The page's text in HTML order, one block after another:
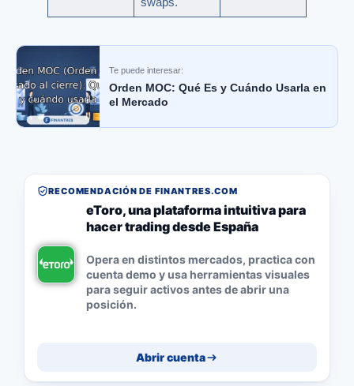
Te puede interesar:
Orden MOC: Qué Es y Cuándo Usarla en
el Mercado
RECOMENDACIÓN DE FINANTRES.COM
eToro, una plataforma intuitiva para
hacer trading desde España
Opera en distintos mercados, practica con
cuenta demo y usa herramientas visuales
para seguir activos antes de abrir una
posición.
Abrir cuenta